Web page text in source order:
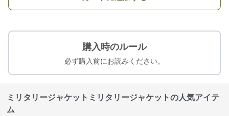
購入時のルール
必ず購入前にお読みください。
ミリタリージャケットミリタリージャケットの人気アイテ
ム